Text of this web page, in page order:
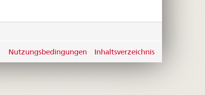
Nutzungsbedingungen Inhaltsverzeichnis